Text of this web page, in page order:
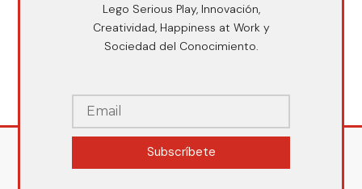
Lego Serious Play, Innovación,
Creatividad, Happiness at Work y
Sociedad del Conocimiento.
Subscríbete